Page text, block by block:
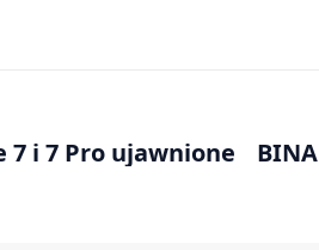
7 i 7 Pro ujawnione